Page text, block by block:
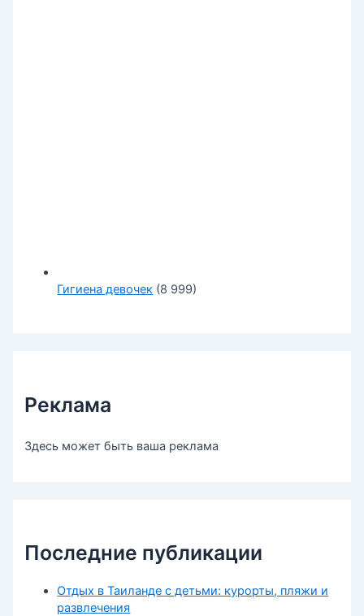
Гигиена девочек (8 999)
Реклама
Здесь может быть ваша реклама
Последние публикации
Отдых в Таиланде с детьми: курорты, пляжи и
развлечения